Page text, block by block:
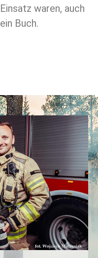
Einsatz waren, auch
ein Buch.